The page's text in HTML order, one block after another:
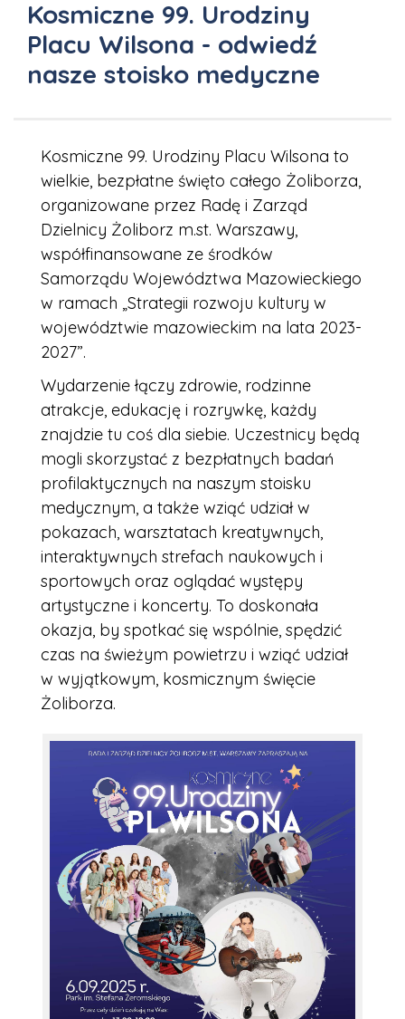
Kosmiczne 99. Urodziny
Placu Wilsona - odwiedź
nasze stoisko medyczne
Kosmiczne 99. Urodziny Placu Wilsona to
wielkie, bezpłatne święto całego Żoliborza,
organizowane przez Radę i Zarząd
Dzielnicy Żoliborz m.st. Warszawy,
współfinansowane ze środków
Samorządu Województwa Mazowieckiego
w ramach „Strategii rozwoju kultury w
województwie mazowieckim na lata 2023-
2027”.
Wydarzenie łączy zdrowie, rodzinne
atrakcje, edukację i rozrywkę, każdy
znajdzie tu coś dla siebie. Uczestnicy będą
mogli skorzystać z bezpłatnych badań
profilaktycznych na naszym stoisku
medycznym, a także wziąć udział w
pokazach, warsztatach kreatywnych,
interaktywnych strefach naukowych i
sportowych oraz oglądać występy
artystyczne i koncerty. To doskonała
okazja, by spotkać się wspólnie, spędzić
czas na świeżym powietrzu i wziąć udział
w wyjątkowym, kosmicznym święcie
Żoliborza.